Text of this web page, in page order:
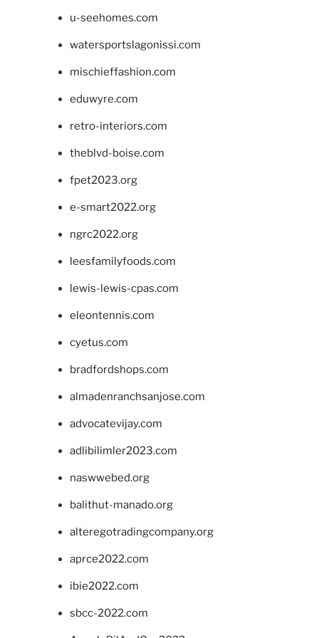
u-seehomes.com
watersportslagonissi.com
mischieffashion.com
eduwyre.com
retro-interiors.com
theblvd-boise.com
fpet2023.org
e-smart2022.org
ngrc2022.org
leesfamilyfoods.com
lewis-lewis-cpas.com
eleontennis.com
cyetus.com
bradfordshops.com
almadenranchsanjose.com
advocatevijay.com
adlibilimler2023.com
naswwebed.org
balithut-manado.org
alteregotradingcompany.org
aprce2022.com
ibie2022.com
sbcc-2022.com